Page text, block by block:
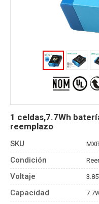
1 celdas,7.7Wh
reemplazo
SKU
Condición
Voltaje
Capacidad